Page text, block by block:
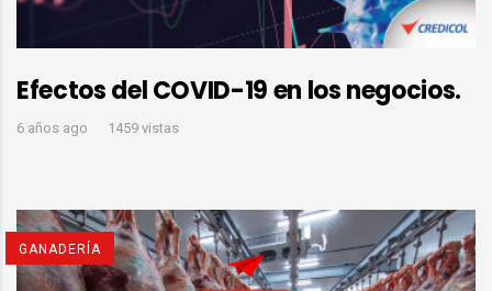
Efectos del COVID-19 en los negocios.
6 años ago 1459 vistas
GANADERÍA